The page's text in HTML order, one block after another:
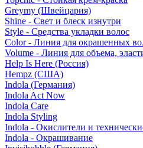
Greymy (Швейцария)
Shine - Свет и блеск изнутри
Style - Средства укладки волос
Color - Линия для окрашенных
Volume - Линия для объема,
Help Is Here (Россия)
Hempz (США)
Indola (Германия)
Indola Act Now
Indola Care
Indola Styling
Indola - Окислители и
Indola - Окрашивание